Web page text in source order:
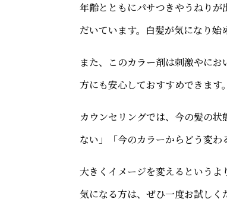
年齢とともにパサつきやうねり
だいています。白髪が気になり始
また、このカラー剤は刺激やに
方にも安心しておすすめできます。
カウンセリングでは、今の髪の
ない」「今のカラーからどう変わ
大きくイメージを変えるというよ
気になる方は、ぜひ一度お試しく